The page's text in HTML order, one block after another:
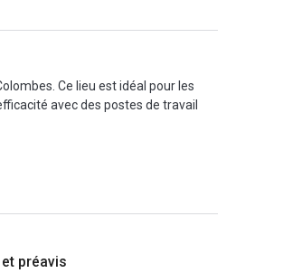
Ce lieu est idéal pour les
avec des postes de travail
en face de la gare Les Vallées,
brasseries, épiceries, vous
préavis